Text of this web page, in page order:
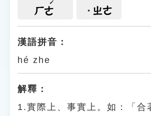
ㄏㄜ ㄓㄜ
漢語拼音：
hé zhe
解釋：
1.實際上、事實上。如：「合